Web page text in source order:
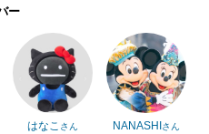
ー
はなこ さん NANASHI さん